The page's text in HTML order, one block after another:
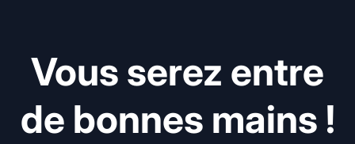
Vous serez entre
de bonnes mains !